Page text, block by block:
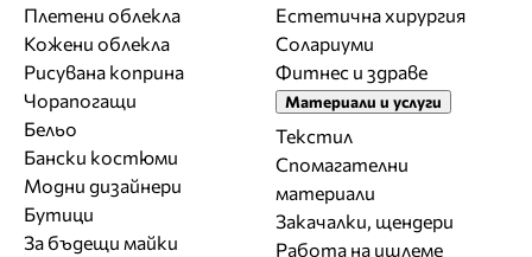
Плетени облекла
Кожени облекла
Рисувана коприна
Чорапогащи
Бельо
Бански костюми
Модни дизайнери
Бутици
За бъдещи майки
Естетична хирургия
Солариуми
Фитнес и здраве
Материали и услуги
Текстил
Спомагателни
материали
Закачалки, щендери
Работа на ишлеме